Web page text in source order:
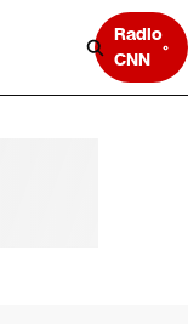
Radio
CNN